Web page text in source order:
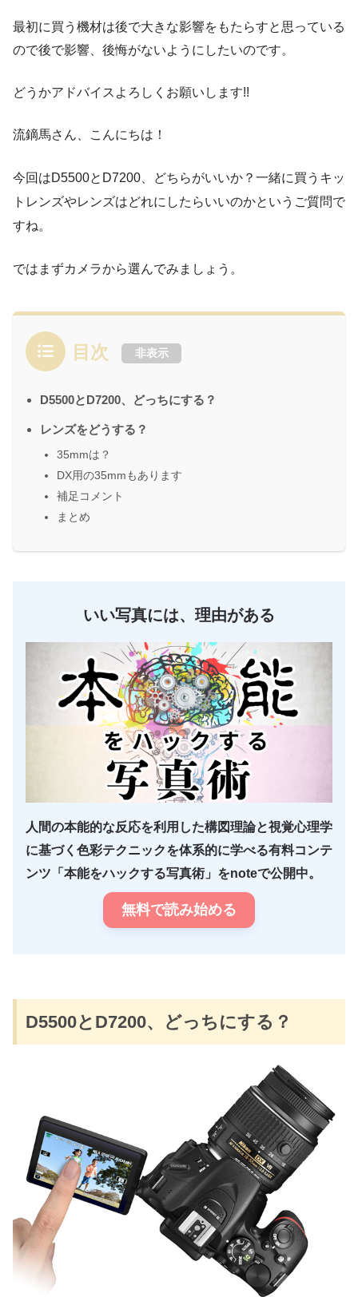
最初に買う機材は後で大きな影響をもたらすと思っている
ので後で影響、後悔がないようにしたいのです。
どうかアドバイスよろしくお願いします!!
流鏑馬さん、こんにちは！
今回はD5500とD7200、どちらがいいか？一緒に買うキッ
トレンズやレンズはどれにしたらいいのかというご質問で
すね。
ではまずカメラから選んでみましょう。
目次 非表示
D5500とD7200、どっちにする？
レンズをどうする？
35mmは？
DX用の35mmもあります
補足コメント
まとめ
いい写真には、理由がある
人間の本能的な反応を利用した構図理論と視覚心理学
に基づく色彩テクニックを体系的に学べる有料コンテ
ンツ「本能をハックする写真術」をnoteで公開中。
無料で読み始める
D5500とD7200、どっちにする？